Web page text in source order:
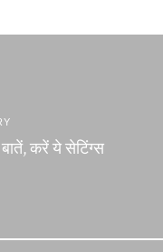
करें ये सेटिंग्स